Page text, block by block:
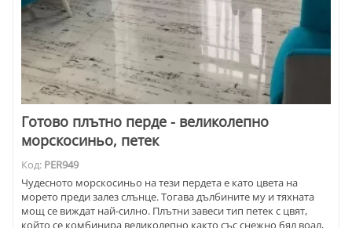
Готово плътно перде - великолепно
морскосиньо, петек
Код: PER949
Чудесното морскосиньо на тези пердета е като цвета на
морето преди залез слънце. Тогава дълбините му и тяхната
мощ се виждат най-силно. Плътни завеси тип петек с цвят,
който се комбинира великолепно както със снежно бял воал,